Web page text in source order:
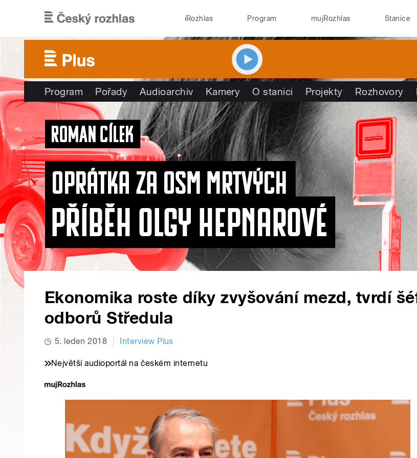
iRozhlas Program mujRozhlas Stanice
Program Pořady Audioarchiv Kamery O stanici Projekty Rozhovory
Ekonomika roste díky zvyšování mezd, tvrdí
odborů Středula
5. leden 2018 Interview Plus
Největší audioportál na českém internetu